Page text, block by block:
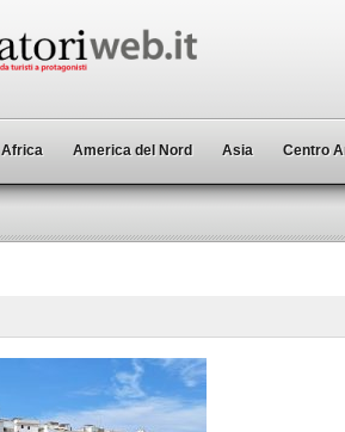
Africa America del Nord Asia Centro